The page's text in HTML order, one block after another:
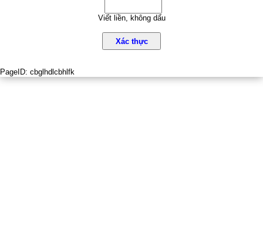
Viết liền, không dấu
Xác thực
PageID: cbglhdlcbhlfk